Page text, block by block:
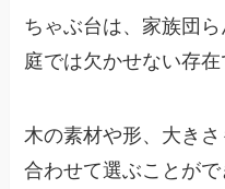
ちゃぶ台は、家族団
庭では欠かせない存在
木の素材や形、大き
合わせて選ぶことがで